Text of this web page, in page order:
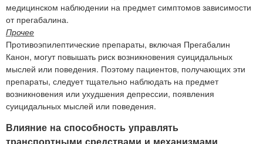
медицинском наблюдении на предмет симптомов зависимости
от прегабалина.
Прочее
Противоэпилептические препараты, включая Прегабалин
Канон, могут повышать риск возникновения суицидальных
мыслей или поведения. Поэтому пациентов, получающих эти
препараты, следует тщательно наблюдать на предмет
возникновения или ухудшения депрессии, появления
суицидальных мыслей или поведения.
Влияние на способность управлять